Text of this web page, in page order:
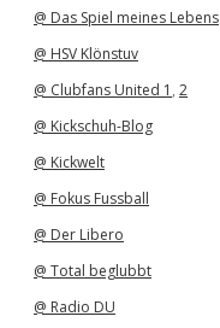
@ Das Spiel meines Lebens
@ HSV Klönstuv
@ Clubfans United 1 , 2
@ Kickschuh-Blog
@ Kickwelt
@ Fokus Fussball
@ Der Libero
@ Total beglubbt
@ Radio DU